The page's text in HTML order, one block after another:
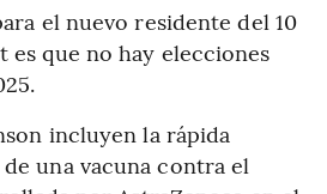
el nuevo residente del 10
es que no hay elecciones
incluyen la rápida
una vacuna contra el